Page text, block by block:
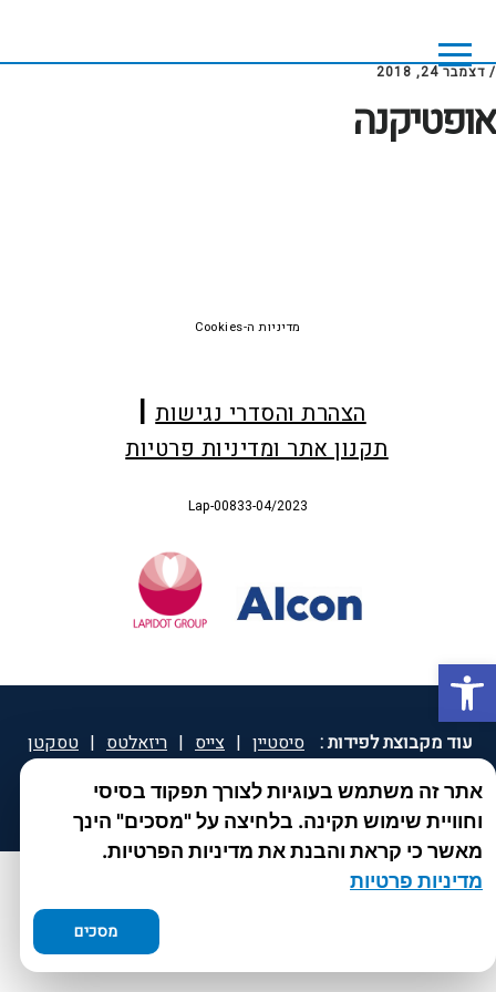
פתח סרגל נגישות
main
content
footer
/ דצמבר 24, 2018
אופטיקנה
הצהרת והסדרי נגישות
תקנון אתר ומדיניות פרטיות
Lap-00833-04/2023
מדיניות ה-Cookies
אתר זה משתמש בעוגיות לצורך תפקוד בסיסי
וחוויית שימוש תקינה. בלחיצה על "מסכים" הינך
מאשר כי קראת והבנת את מדיניות הפרטיות.
מדיניות פרטיות
מסכים
עוד מקבוצת לפידות : סיסטיין | צייס | ריזאלטס | טסקטן
| ספאטון | ספיד גרון | יוטיפרו פלוס | קוקידנט |
DROPsept ®